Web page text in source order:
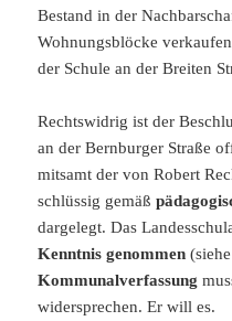
Bestand in der
Wohnungsblöcke
der Schule an der Breiten
Rechtswidrig ist der
an der Bernburger Straße
mitsamt der von Robert
schlüssig gemäß
dargelegt. Das
Kenntnis genommen
Kommunalverfassung
widersprechen. Er will es.